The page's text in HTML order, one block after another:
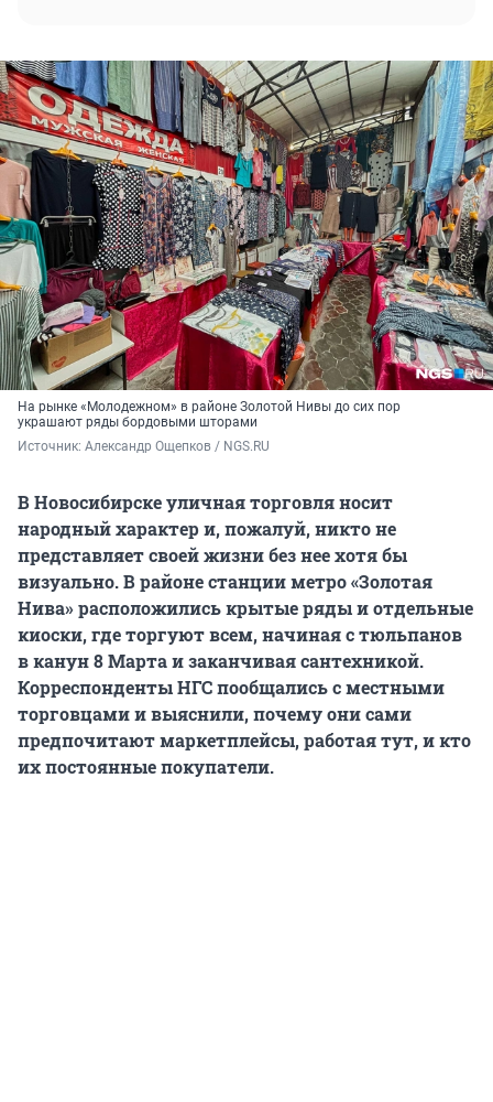
На рынке «Молодежном» в районе Золотой Нивы до сих пор
украшают ряды бордовыми шторами
Источник: Александр Ощепков / NGS.RU
В Новосибирске уличная торговля носит
народный характер и, пожалуй, никто не
представляет своей жизни без нее хотя бы
визуально. В районе станции метро «Золотая
Нива» расположились крытые ряды и отдельные
киоски, где торгуют всем, начиная с тюльпанов
в канун 8 Марта и заканчивая сантехникой.
Корреспонденты НГС пообщались с местными
торговцами и выяснили, почему они сами
предпочитают маркетплейсы, работая тут, и кто
их постоянные покупатели.